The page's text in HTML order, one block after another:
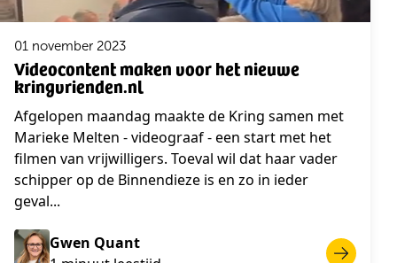
01 november 2023
Videocontent maken voor het nieuwe
kringvrienden.nl
Afgelopen maandag maakte de Kring samen met
Marieke Melten - videograaf - een start met het
filmen van vrijwilligers. Toeval wil dat haar vader
schipper op de Binnendieze is en zo in ieder
geval...
Gwen Quant